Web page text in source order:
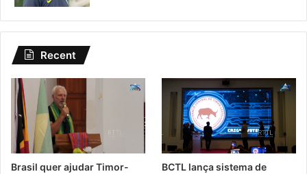
Recent
Brasil quer ajudar Timor-
BCTL lança sistema de